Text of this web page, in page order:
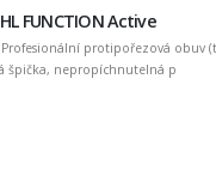
FUNCTION Active
Profesionální protipořezová obuv
špička, nepropíchnutelná p